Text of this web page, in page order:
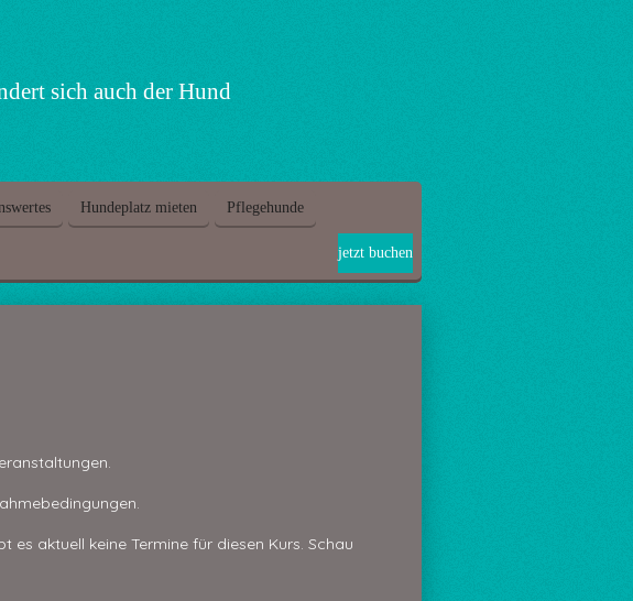
sich auch der Hund
Hundeplatz mieten Pflegehunde
jetzt buchen
aktuell keine Termine für diesen Kurs. Schau